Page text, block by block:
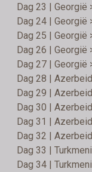
Dag 23 | Georgië
Dag 24 | Georgië
Dag 25 | Georgië
Dag 26 | Georgië
Dag 27 | Georgië
Dag 28 |
Dag 29 |
Dag 30 |
Dag 31 |
Dag 32 |
Dag 33 |
Dag 34 |